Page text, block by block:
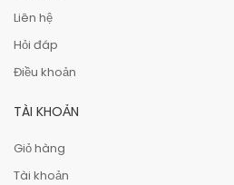
Liên hệ
Hỏi đáp
Điều khoản
TÀI KHOẢN
Giỏ hàng
Tài khoản